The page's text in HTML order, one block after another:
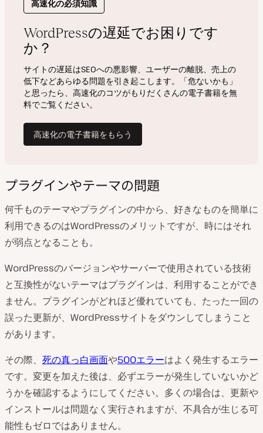
プラグインやテーマの問題
何千ものテーマやプラグインの中から、好きなものを簡単に
利用できるのはWordPressのメリットですが、時にはそれ
が弱点となることも。
WordPressのバージョンやサーバーで使用されている技術
と互換性がないテーマはプラグインは、利用することができ
ません。プラグインがどれほど優れていても、たった一回の
誤った更新が、WordPressサイトをダウンしてしまうこと
があります。
その際、 死の真っ白画面や500エラーはよく発生するエラー
です。変更を加えた後は、必ずエラーが発生していないかど
うかを確認するようにしてください。多くの場合は、更新や
インストールは問題なく実行されますが、不具合が生じる可
能性もゼロではありません。